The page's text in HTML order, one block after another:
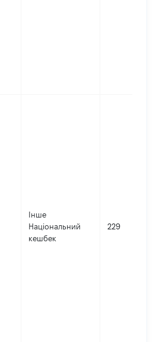
Інше
Національний
кешбек
229